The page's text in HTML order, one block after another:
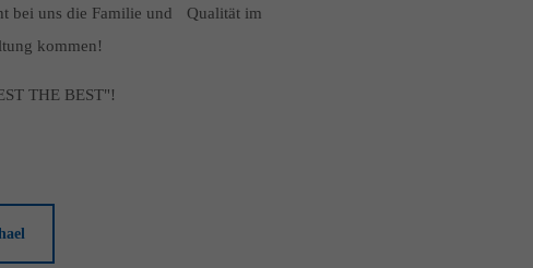
bei uns die Familie und Qualität im
kommen!
THE BEST"!